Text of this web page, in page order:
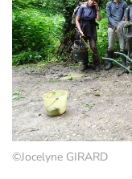
©Jocelyne GIRARD